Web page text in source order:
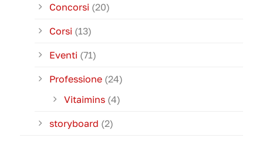
Concorsi (20)
Corsi (13)
Eventi (71)
Professione (24)
Vitaimins (4)
storyboard (2)